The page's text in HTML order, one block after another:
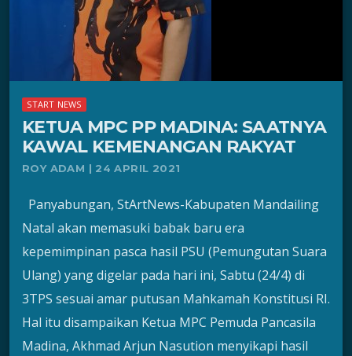
START NEWS
KETUA MPC PP MADINA: SAATNYA
KAWAL KEMENANGAN RAKYAT
ROY ADAM | 24 APRIL 2021
Panyabungan, StArtNews-Kabupaten Mandailing
Natal akan memasuki babak baru era
kepemimpinan pasca hasil PSU (Pemungutan Suara
Ulang) yang digelar pada hari ini, Sabtu (24/4) di
3TPS sesuai amar putusan Mahkamah Konstitusi RI.
Hal itu disampaikan Ketua MPC Pemuda Pancasila
Madina, Akhmad Arjun Nasution menyikapi hasil